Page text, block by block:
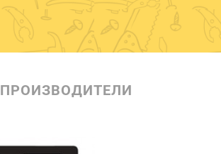
ПРОИЗВОДИТЕЛИ